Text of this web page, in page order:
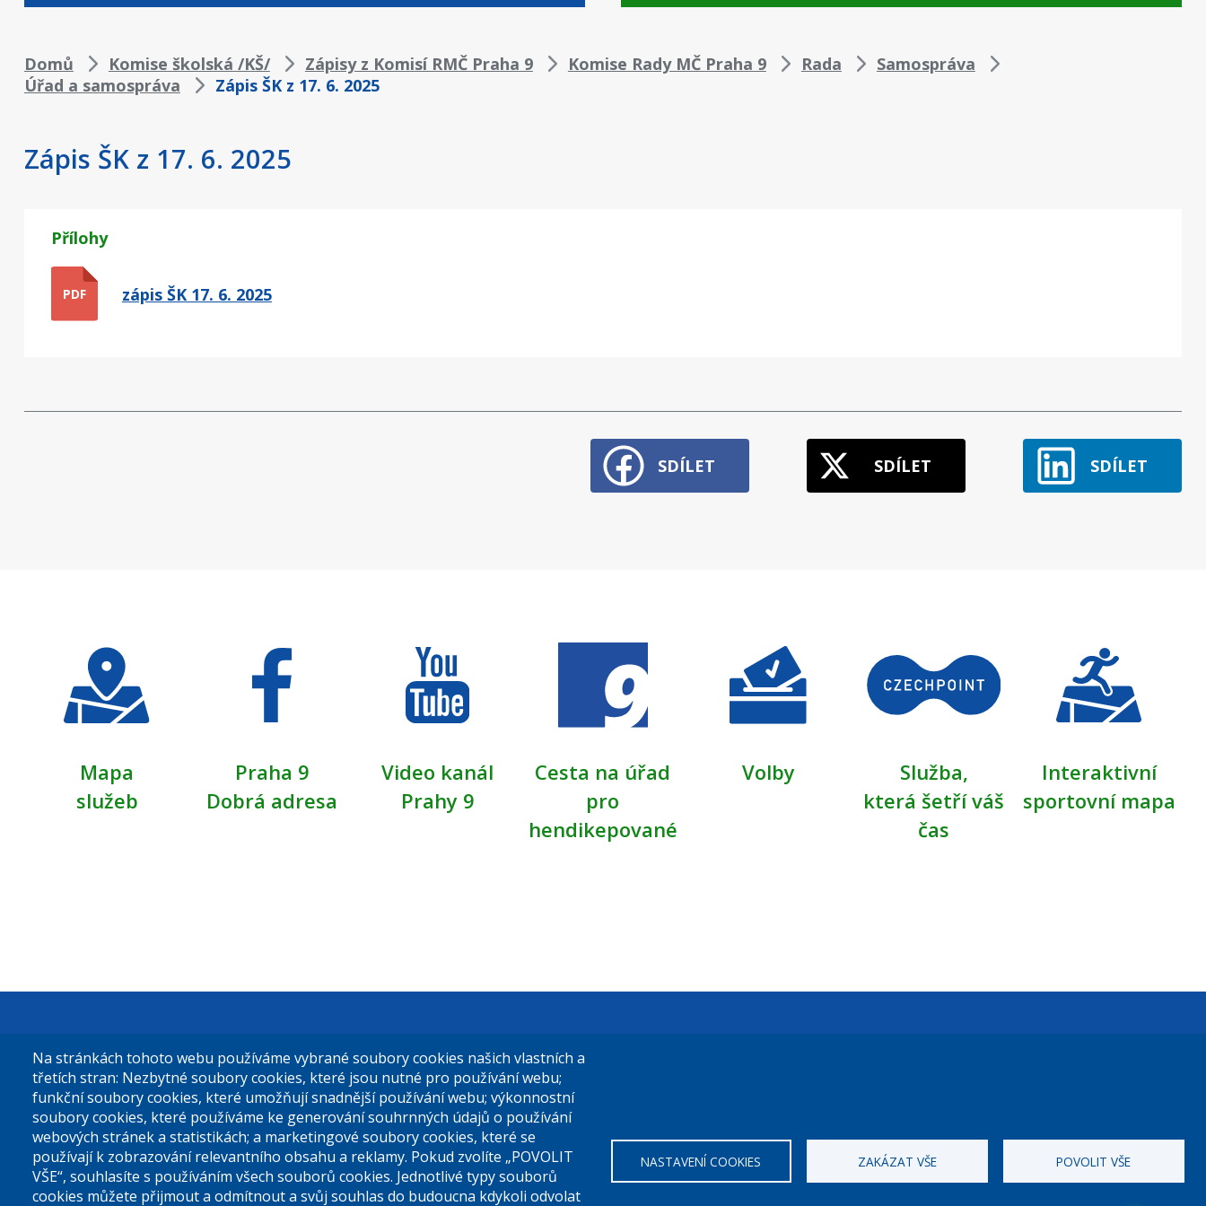
Drobečková
navigace
Domů Komise školská /KŠ/ Zápisy z Komisí RMČ Praha 9 Komise Rady MČ Praha 9 Rada
Samospráva
Úřad a samospráva
Zápis ŠK z 17. 6. 2025
Zápis ŠK z 17. 6. 2025
Přílohy
PDF zápis ŠK 17. 6. 2025
SDÍLET SDÍLET SDÍLET
Mapa
služeb
Praha 9
Dobrá adresa
Video kanál
Prahy 9
Cesta na úřad
pro
hendikepované
Volby
Služba,
která šetří váš
čas
Interaktivní
sportovní mapa
Městská část Praha 9
Sokolovská 14/324
180 49 Praha 9
Tel. ústředna:283 091 111
El. podatelna (s el. podpisem):
posta@praha9.cz
El. podatelna (bez el. podpisu):
podatelna@praha9.cz
Úřední hodiny
Na stránkách tohoto webu používáme vybrané soubory cookies našich vlastních a
třetích stran: Nezbytné soubory cookies, které jsou nutné pro používání webu;
funkční soubory cookies, které umožňují snadnější používání webu; výkonnostní
soubory cookies, které používáme ke generování souhrnných údajů o používání
webových stránek a statistikách; a marketingové soubory cookies, které se
používají k zobrazování relevantního obsahu a reklamy. Pokud zvolíte „POVOLIT
VŠE“, souhlasíte s používáním všech souborů cookies. Jednotlivé typy souborů
cookies můžete přijmout a odmítnout a svůj souhlas do budoucna kdykoli odvolat
NASTAVENÍ COOKIES ZAKÁZAT VŠE POVOLIT VŠE